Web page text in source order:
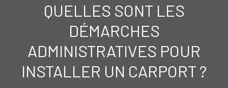
QUELLES SONT LES
DÉMARCHES
ADMINISTRATIVES POUR
INSTALLER UN CARPORT ?